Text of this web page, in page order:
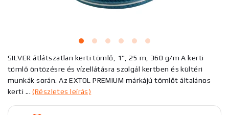
SILVER átlátszatlan kerti tömlő, 1", 25 m, 360 g/m A kerti
tömlő öntözésre és vízellátásra szolgál kertben és kültéri
munkák során. Az EXTOL PREMIUM márkájú tömlőt általános
kerti ...(Részletes leírás)